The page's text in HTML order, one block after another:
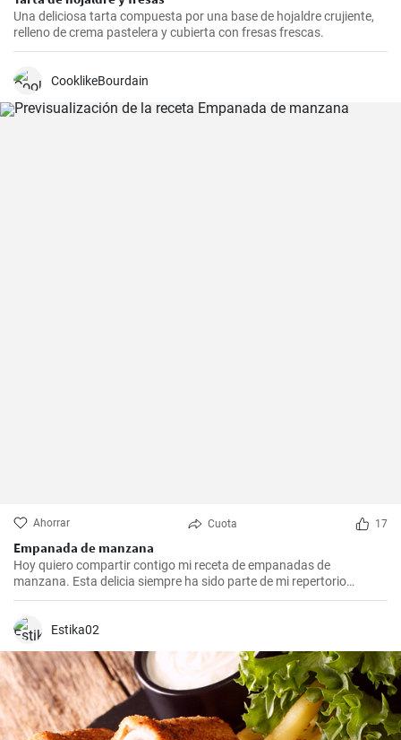
Una deliciosa tarta compuesta por una base de hojaldre crujiente,
relleno de crema pastelera y cubierta con fresas frescas.
CooklikeBourdain
Ahorrar Cuota 17
Empanada de manzana
Hoy quiero compartir contigo mi receta de empanadas de
manzana. Esta delicia siempre ha sido parte de mi repertorio
culinario. Me gusta hacerlas en epocas de frio para endulzar el
hacerte feliz. Es un postre que nunca falla en las reuniones
disfrutes tanto como yo.
Estika02